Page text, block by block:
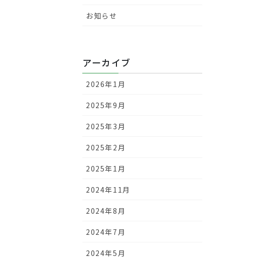
お知らせ
アーカイブ
2026年1月
2025年9月
2025年3月
2025年2月
2025年1月
2024年11月
2024年8月
2024年7月
2024年5月